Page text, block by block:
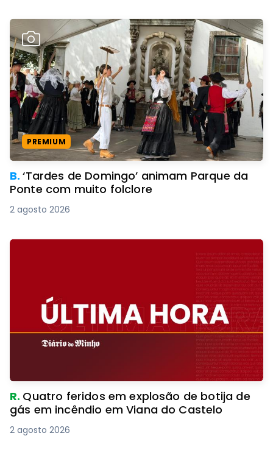
PREMIUM
B.‘Tardes de Domingo’ animam Parque da
Ponte com muito folclore
2 agosto 2026
R. Quatro feridos em explosão de botija de
gás em incêndio em Viana do Castelo
2 agosto 2026